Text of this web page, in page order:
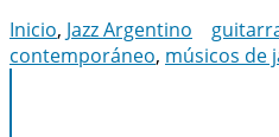
Inicio, Jazz Argentino
contemporáneo, músicos de